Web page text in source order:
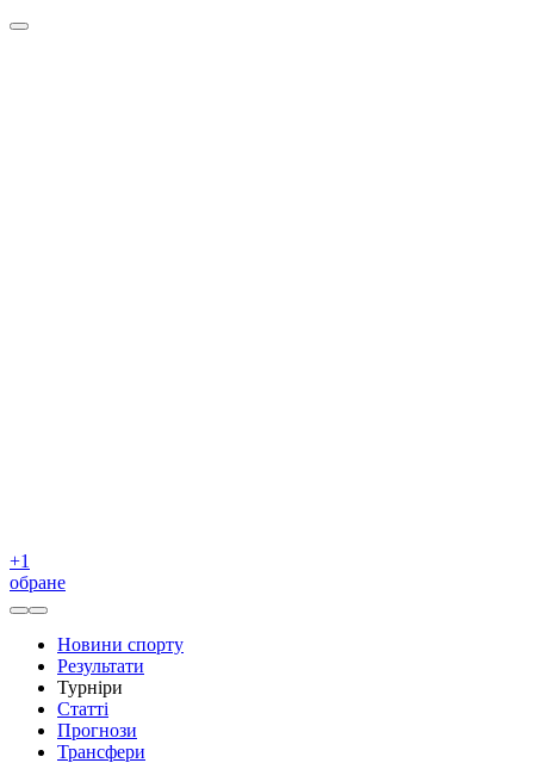
+1
обране
Новини спорту
Результати
Турніри
Статті
Прогнози
Трансфери